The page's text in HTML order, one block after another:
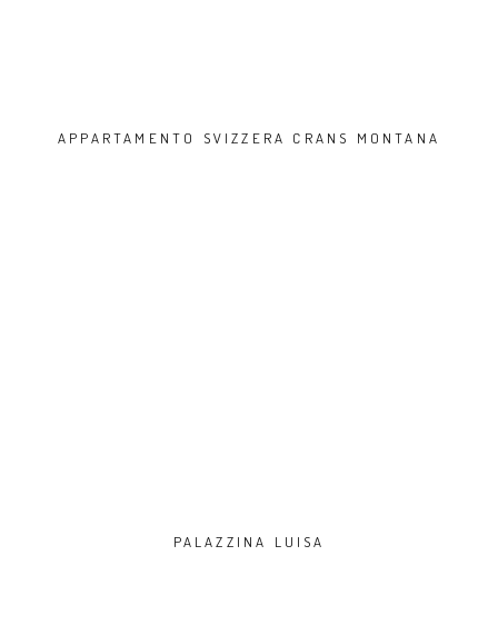
APPARTAMENTO SVIZZERA CRANS MONTANA
PALAZZINA LUISA